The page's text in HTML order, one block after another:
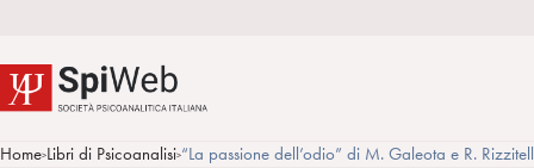
Home>Libri di Psicoanalisi>“La passione dell’odio” di M. Galeota e R.